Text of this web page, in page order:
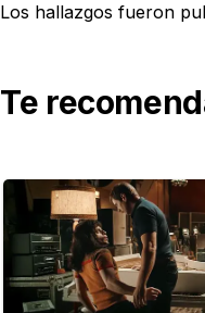
Los hallazgos fueron
Te